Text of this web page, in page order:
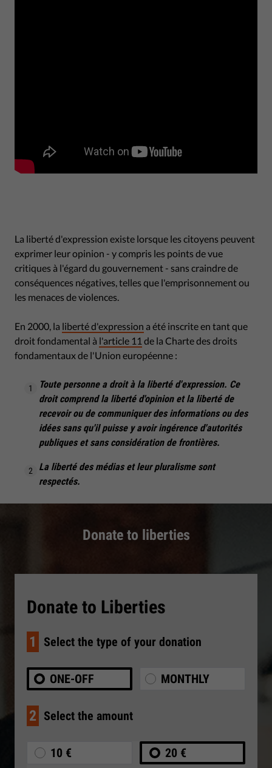
La liberté d'expression existe lorsque les citoyens peuvent
exprimer leur opinion - y compris les points de vue
critiques à l'égard du gouvernement - sans craindre de
conséquences négatives, telles que l'emprisonnement ou
les menaces de violences.
En 2000, la liberté d'expression a été inscrite en tant que
droit fondamental à l'article 11 de la Charte des droits
fondamentaux de l'Union européenne :
Toute personne a droit à la liberté d'expression. Ce
droit comprend la liberté d'opinion et la liberté de
recevoir ou de communiquer des informations ou des
idées sans qu'il puisse y avoir ingérence d'autorités
publiques et sans considération de frontières.
La liberté des médias et leur pluralisme sont
respectés.
Donate to liberties
Donate to Liberties
1 Select the type of your donation
ONE-OFF MONTHLY
2 Select the amount
10 € 20 €